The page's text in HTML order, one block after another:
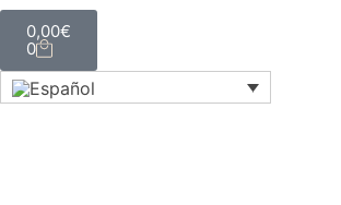
0,00€
0